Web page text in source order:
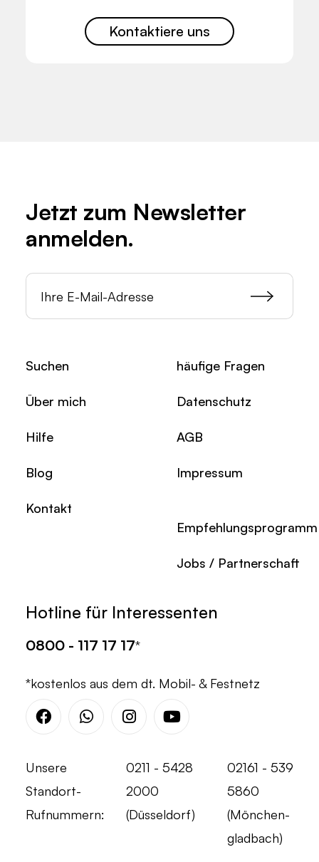
Kontaktiere uns
Jetzt zum Newsletter
anmelden.
Suchen
Über mich
Hilfe
Blog
Kontakt
häufige Fragen
Datenschutz
AGB
Impressum
Empfehlungsprogramm
Jobs / Partnerschaft
Hotline für Interessenten
0800 - 117 17 17*
*kostenlos aus dem dt. Mobil- & Festnetz
FacebookWhatsappInstagramYoutube
Unsere
Standort-
Rufnummern:
0211 - 5428
2000
(Düsseldorf)
02161 - 539
5860
(Mönchen-
gladbach)